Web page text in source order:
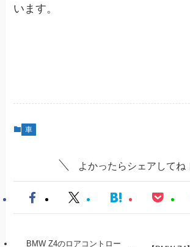
います。
車
よかったらシェアしてね
BMW Z4のロアコントロー